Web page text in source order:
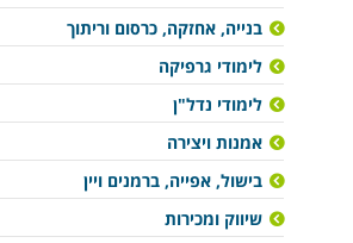
בנייה, אחזקה, כרסום וריתוך
לימודי גרפיקה
לימודי נדל"ן
אמנות ויצירה
בישול, אפייה, ברמנים ויין
שיווק ומכירות